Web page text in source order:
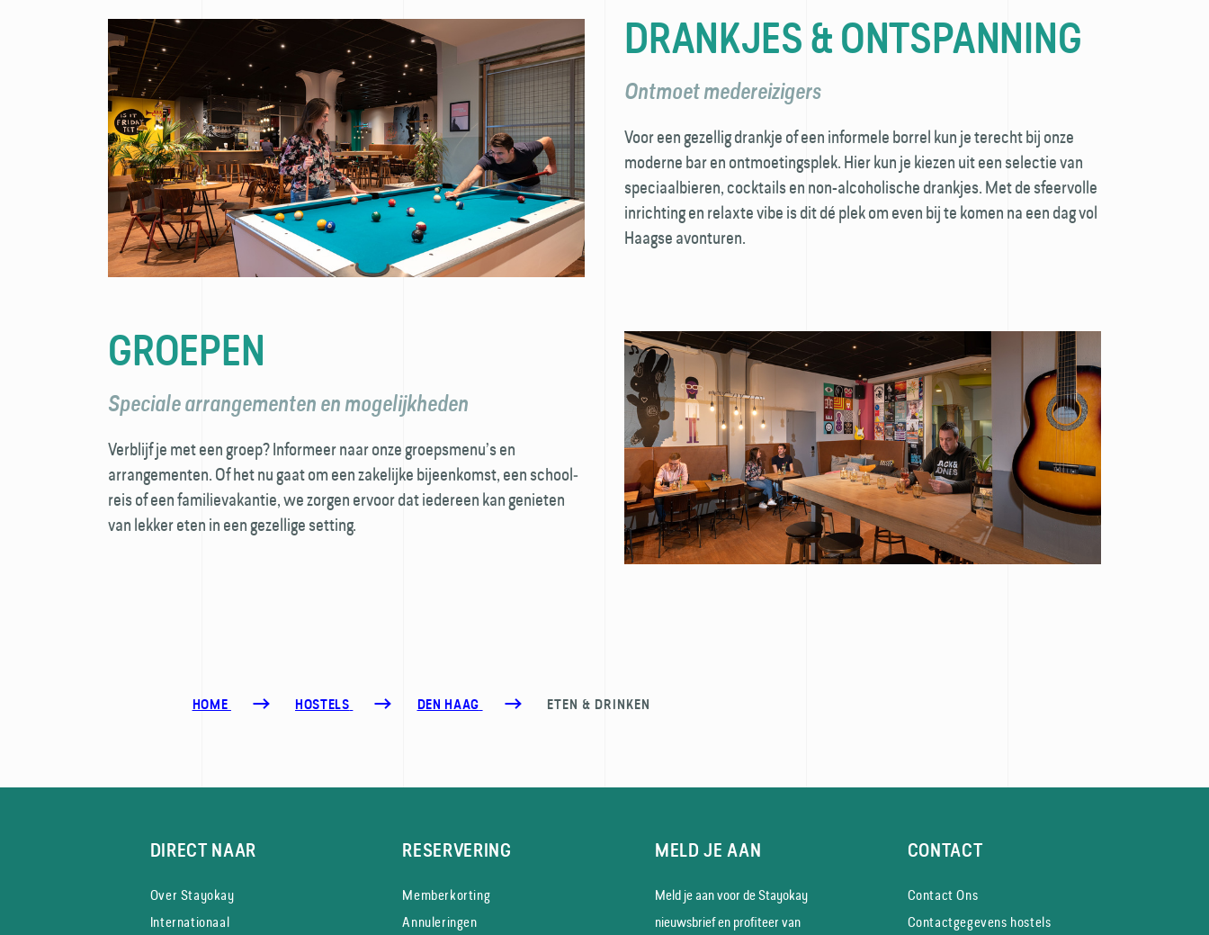
DRANKJES & ONTSPANNING
Ontmoet medereizigers
Voor een gezellig drankje of een informele borrel kun je terecht bij onze
moderne bar en ontmoetings­plek. Hier kun je kiezen uit een selectie van
speciaal­bieren, cocktails en non-alcoholische drankjes. Met de sfeervolle
inrichting en relaxte vibe is dit dé plek om even bij te komen na een dag vol
Haagse avonturen.
GROEPEN
Speciale arrangementen en mogelijkheden
Verblijf je met een groep? Informeer naar onze groeps­menu’s en
arrangementen. Of het nu gaat om een zakelijke bijeenkomst, een school­
reis of een familie­vakantie, we zorgen ervoor dat iedereen kan genieten
van lekker eten in een gezellige setting.
HOME HOSTELS DEN HAAG ETEN & DRINKEN
DIRECT NAAR
Over Stayokay
Internationaal
RESERVERING
Memberkorting
Annuleringen
MELD JE AAN
Meld je aan voor de Stayokay
nieuws­brief en profiteer van
CONTACT
Contact Ons
Contactgegevens hostels